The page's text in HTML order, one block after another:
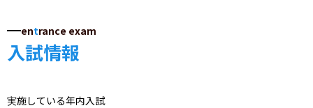
entrance exam
入試情報
実施している年内入試